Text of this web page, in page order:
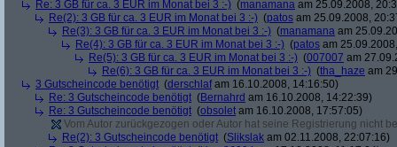
Re: 3 GB für ca. 3 EUR im Monat bei 3 :-) (manamana am 25.09.2008,
Re(2): 3 GB für ca. 3 EUR im Monat bei 3 :-) (patos am 25.09.2008,
Re(3): 3 GB für ca. 3 EUR im Monat bei 3 :-) (manamana am
Re(4): 3 GB für ca. 3 EUR im Monat bei 3 :-) (patos am
Re(5): 3 GB für ca. 3 EUR im Monat bei 3 :-) (007007 am
Re(6): 3 GB für ca. 3 EUR im Monat bei 3 :-) (tha_haze am
3 Gutscheincode benötigt (derschlafam 16.10.2008, 14:16:50)
Re: 3 Gutscheincode benötigt (Bernahrd am 16.10.2008, 14:22:39)
Re: 3 Gutscheincode benötigt (obsolet am 16.10.2008, 17:57:05)
Vom Autor zurückgezogen oder Autor hat seine Registrierung nicht
Re(2): 3 Gutscheincode benötigt (Slikslak am 02.11.2008, 22:07:16)